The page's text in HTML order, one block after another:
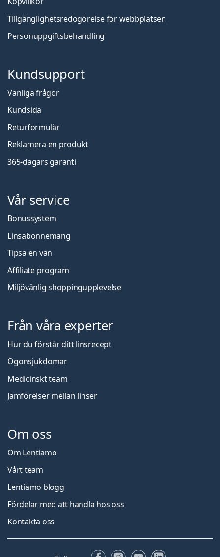
Tillgänglighetsredogörelse för webbplatsen
Personuppgiftsbehandling
Kundsupport
Vanliga frågor
Kundsida
Returformulär
Reklamera en produkt
365-dagars garanti
Vår service
Bonussystem
Linsabonnemang
Tipsa en vän
Affiliate program
Miljövänlig shoppingupplevelse
Från våra experter
Hur du förstår ditt linsrecept
Ögonsjukdomar
Medicinskt team
Jämförelser mellan linser
Om oss
Om Lentiamo
Vårt team
Lentiamo blogg
Fördelar med att handla hos oss
Kontakta oss
FacebookInstagram
YouTubeLinkedIn